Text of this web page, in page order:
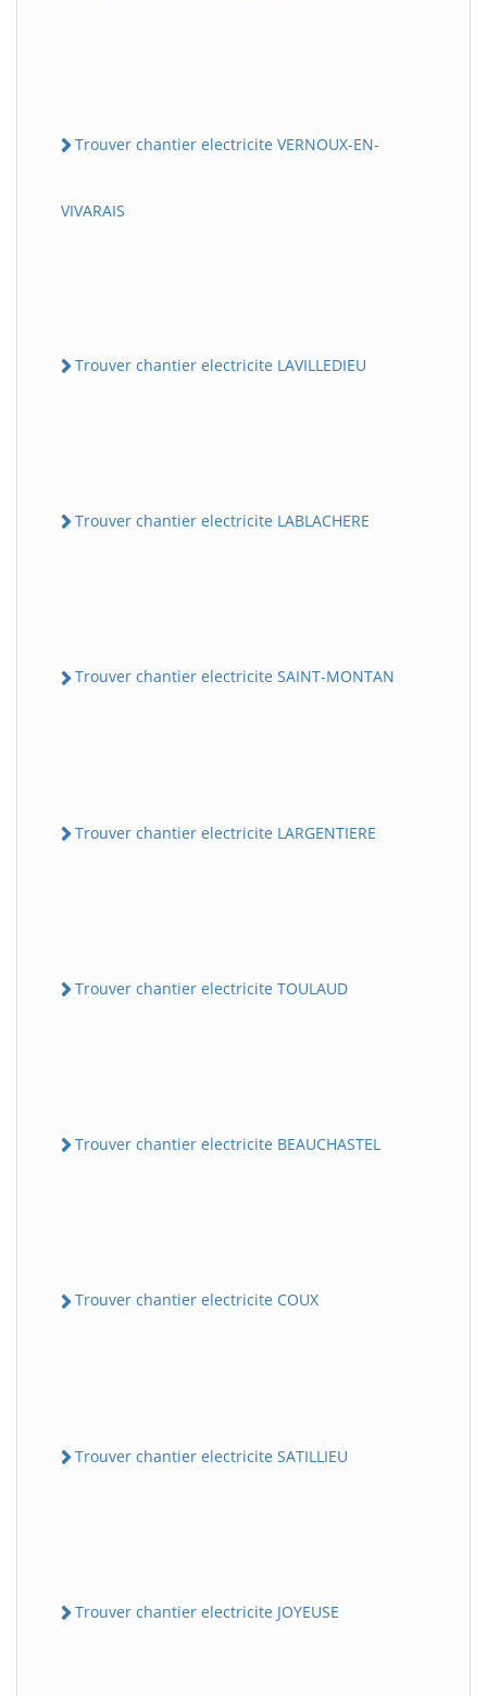
Trouver chantier electricite VERNOUX-EN-
VIVARAIS
Trouver chantier electricite LAVILLEDIEU
Trouver chantier electricite LABLACHERE
Trouver chantier electricite SAINT-MONTAN
Trouver chantier electricite LARGENTIERE
Trouver chantier electricite TOULAUD
Trouver chantier electricite BEAUCHASTEL
Trouver chantier electricite COUX
Trouver chantier electricite SATILLIEU
Trouver chantier electricite JOYEUSE